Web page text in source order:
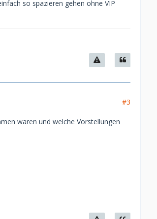
so spazieren gehen ohne VIP
#3
waren und welche Vorstellungen